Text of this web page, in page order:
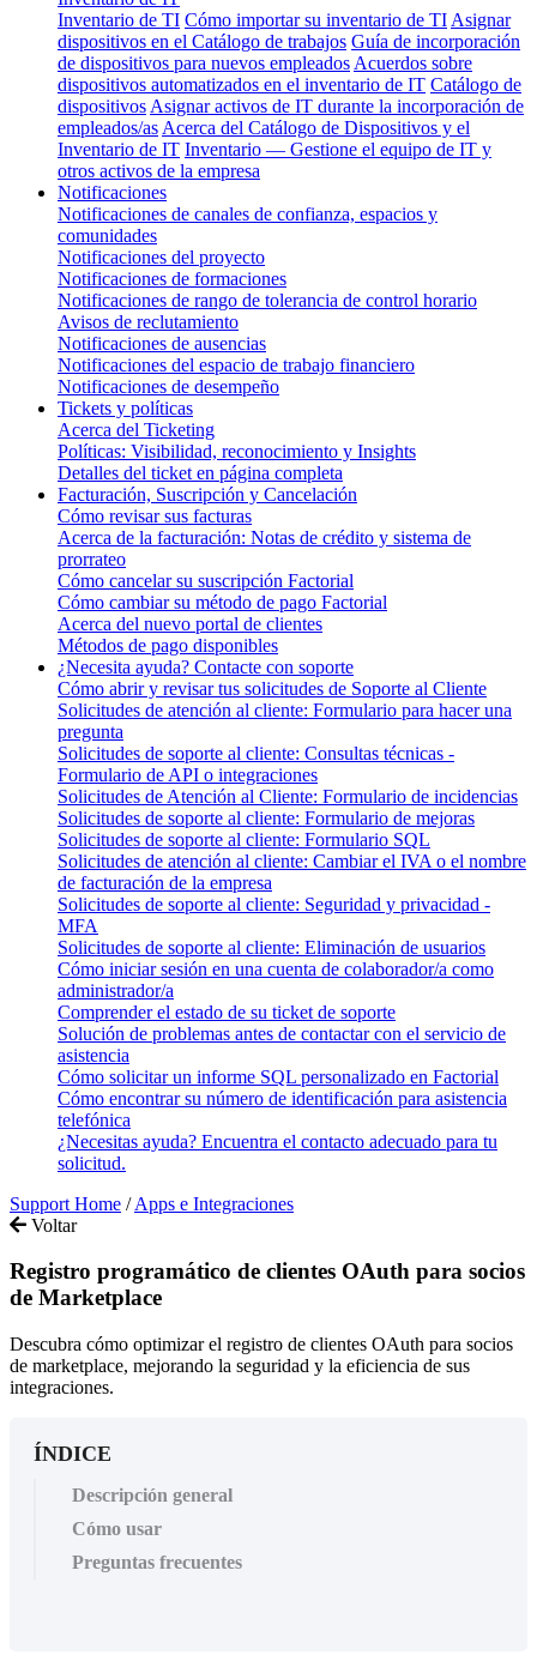
Inventario de TI Cómo importar su inventario de TI Asignar
dispositivos en el Catálogo de trabajos Guía de incorporación
de dispositivos para nuevos empleados Acuerdos sobre
dispositivos automatizados en el inventario de IT Catálogo de
dispositivos Asignar activos de IT durante la incorporación de
empleados/as Acerca del Catálogo de Dispositivos y el
Inventario de IT Inventario — Gestione el equipo de IT y
otros activos de la empresa
Notificaciones
Notificaciones de canales de confianza, espacios y
comunidades
Notificaciones del proyecto
Notificaciones de formaciones
Notificaciones de rango de tolerancia de control horario
Avisos de reclutamiento
Notificaciones de ausencias
Notificaciones del espacio de trabajo financiero
Notificaciones de desempeño
Tickets y políticas
Acerca del Ticketing
Políticas: Visibilidad, reconocimiento y Insights
Detalles del ticket en página completa
Facturación, Suscripción y Cancelación
Cómo revisar sus facturas
Acerca de la facturación: Notas de crédito y sistema de
prorrateo
Cómo cancelar su suscripción Factorial
Cómo cambiar su método de pago Factorial
Acerca del nuevo portal de clientes
Métodos de pago disponibles
¿Necesita ayuda? Contacte con soporte
Cómo abrir y revisar tus solicitudes de Soporte al Cliente
Solicitudes de atención al cliente: Formulario para hacer una
pregunta
Solicitudes de soporte al cliente: Consultas técnicas -
Formulario de API o integraciones
Solicitudes de Atención al Cliente: Formulario de incidencias
Solicitudes de soporte al cliente: Formulario de mejoras
Solicitudes de soporte al cliente: Formulario SQL
Solicitudes de atención al cliente: Cambiar el IVA o el nombre
de facturación de la empresa
Solicitudes de soporte al cliente: Seguridad y privacidad -
MFA
Solicitudes de soporte al cliente: Eliminación de usuarios
Cómo iniciar sesión en una cuenta de colaborador/a como
administrador/a
Comprender el estado de su ticket de soporte
Solución de problemas antes de contactar con el servicio de
asistencia
Cómo solicitar un informe SQL personalizado en Factorial
Cómo encontrar su número de identificación para asistencia
telefónica
¿Necesitas ayuda? Encuentra el contacto adecuado para tu
solicitud.
Support Home / Apps e Integraciones
Voltar
Registro programático de clientes OAuth para socios
de Marketplace
Descubra cómo optimizar el registro de clientes OAuth para socios
de marketplace, mejorando la seguridad y la eficiencia de sus
integraciones.
ÍNDICE
Descripción general
Cómo usar
Preguntas frecuentes